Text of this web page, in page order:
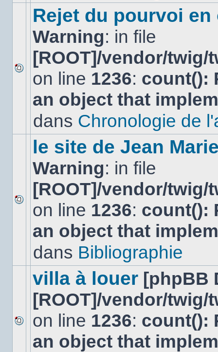
Aucun
nouveau
message
non-
dans
sujet.
Rejet du pourvoi
Warning: in file
[ROOT]/vendor/
on line 1236: count():
an object that
dans Chronologie de
Aucun
nouveau
message
non-
dans
le site de Jean
Warning: in file
[ROOT]/vendor/
on line 1236: count():
an object that
dans Bibliographie
Aucun
nouveau
message
villa à louer [phpBB
[ROOT]/vendor/
on line 1236: count():
an object that